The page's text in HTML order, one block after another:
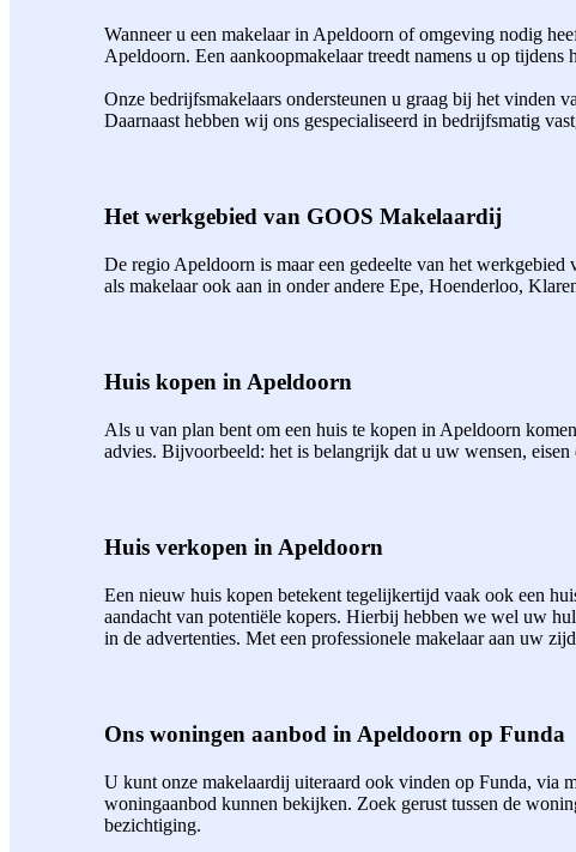
Wanneer u een makelaar in Apeldoorn of omgeving nodig
Apeldoorn. Een aankoopmakelaar treedt namens u op tijdens
Onze bedrijfsmakelaars ondersteunen u graag bij het vinden
Daarnaast hebben wij ons gespecialiseerd in bedrijfsmatig
Het werkgebied van GOOS Makelaardij
De regio Apeldoorn is maar een gedeelte van het
als makelaar ook aan in onder andere Epe, Hoenderloo,
Huis kopen in Apeldoorn
Als u van plan bent om een huis te kopen in Apeldoorn
advies. Bijvoorbeeld: het is belangrijk dat u uw wensen,
Huis verkopen in Apeldoorn
Een nieuw huis kopen betekent tegelijkertijd vaak ook een
aandacht van potentiële kopers. Hierbij hebben we wel uw
in de advertenties. Met een professionele makelaar aan uw
Ons woningen aanbod in Apeldoorn op Funda
U kunt onze makelaardij uiteraard ook vinden op Funda, via
woningaanbod kunnen bekijken. Zoek gerust tussen de
bezichtiging.